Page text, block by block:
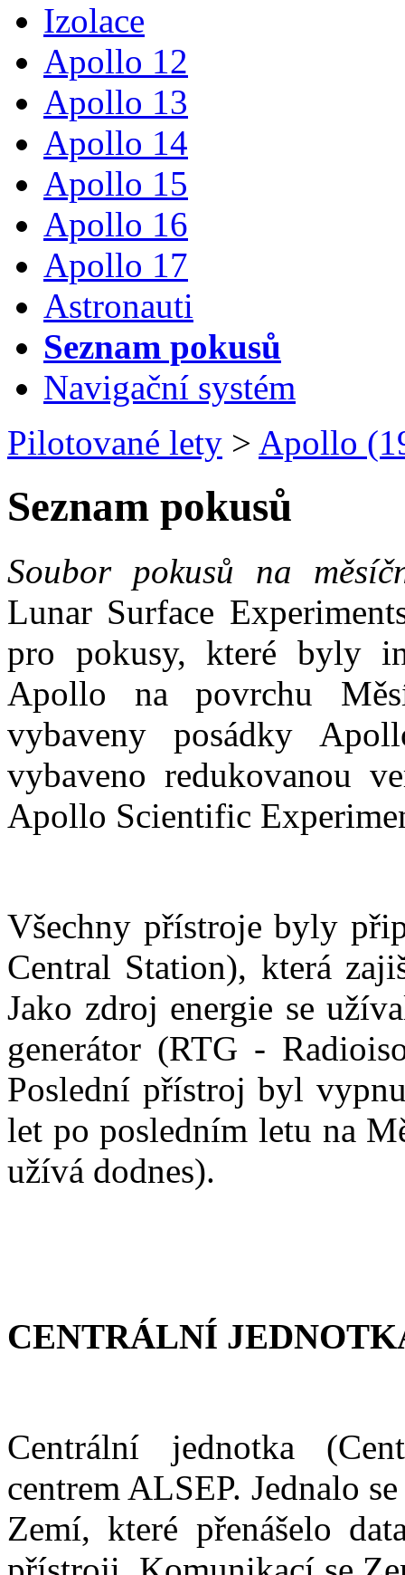
Izolace
Apollo 12
Apollo 13
Apollo 14
Apollo 15
Apollo 16
Apollo 17
Astronauti
Seznam pokusů
Navigační systém
Pilotované lety > Apollo
Seznam pokusů
Soubor pokusů na
Lunar Surface
pro pokusy, které byly
Apollo na povrchu
vybaveny posádky
vybaveno redukovanou
Apollo Scientific
Všechny přístroje byly
Central Station), která
Jako zdroj energie se
generátor (RTG -
Poslední přístroj byl
let po posledním letu na
užívá dodnes).
CENTRÁLNÍ
Centrální jednotka
centrem ALSEP. Jednalo
Zemí, které přenášelo